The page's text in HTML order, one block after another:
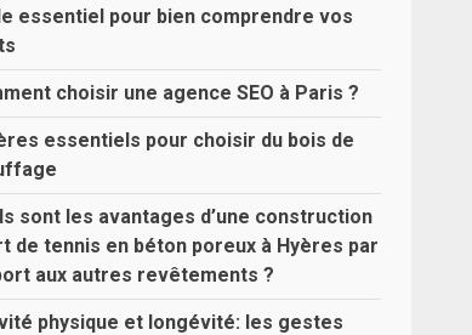
essentiel pour bien comprendre vos
choisir une agence SEO à Paris ?
essentiels pour choisir du bois de
sont les avantages d’une construction
de tennis en béton poreux à Hyères par
aux autres revêtements ?
physique et longévité: les gestes